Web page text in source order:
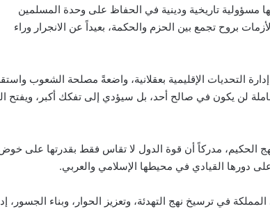
مسؤولية تاريخية ودينية في الحفاظ على وحدة المسلمين
بروح تجمع بين الحزم والحكمة، بعيداً عن الانجرار وراء
التحديات الإقليمية بعقلانية، واضعةً مصلحة الشعوب
لن يكون في صالح أحد، بل سيؤدي إلى تفكك أكبر، ويفتح
الحكيم، مدركاً أن قوة الدول لا تقاس فقط بقدرتها على
دورها القيادي في محيطها الإسلامي والعربي.
في ترسيخ نهج التهدئة، وتعزيز الحوار، وبناء الجسور،